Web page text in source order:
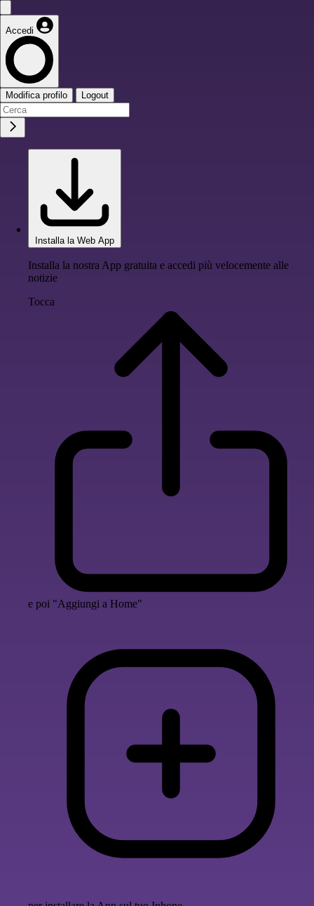
Accedi
Modifica profilo Logout
Installa la Web App
Installa la nostra App gratuita e accedi più velocemente alle
notizie
Tocca
e poi "Aggiungi a Home"